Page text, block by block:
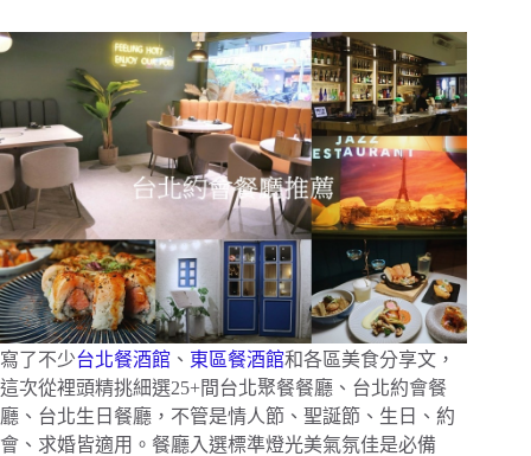
寫了不少台北餐酒館 、 東區餐酒館和各區美食分享文，
這次從裡頭精挑細選25+間台北聚餐餐廳、台北約會餐
廳、台北生日餐廳，不管是情人節、聖誕節、生日、約
會、求婚皆適用。餐廳入選標準燈光美氣氛佳是必備